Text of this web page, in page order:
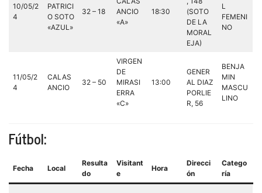
10/05/2
4
PATRICI
O SOTO
«AZUL»
32 – 18
ANCIO
«A»
18:30
(SOTO
DE LA
MORAL
EJA)
L
FEMENI
NO
11/05/2
4
CALAS
ANCIO
32 – 50
VIRGEN
DE
MIRASI
ERRA
«C»
13:00
GENER
AL DIAZ
PORLIE
R, 56
BENJA
MIN
MASCU
LINO
Fútbol:
Fecha Local
Resulta
do
Visitant
e
Hora
Direcci
ón
Catego
ría